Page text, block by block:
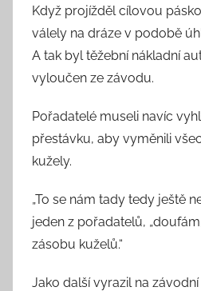
Když projížděl cílovou
válely na dráze v podobě
A tak byl těžební nákladní
vyloučen ze závodu.
Pořadatelé museli navíc
přestávku, aby vyměnili
kužely.
„To se nám tady tedy ještě
jeden z pořadatelů,
zásobu kuželů.“
Jako další vyrazil na